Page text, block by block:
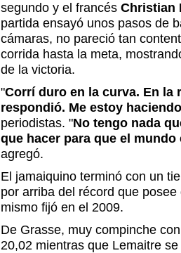
segundo y el francés Christian
partida ensayó unos pasos de
cámaras, no pareció tan
corrida hasta la meta,
de la victoria.
"Corrí duro en la curva. En la
respondió. Me estoy
periodistas. "No tengo nada
que hacer para que el
agregó.
El jamaiquino terminó con un
por arriba del récord que
mismo fijó en el 2009.
De Grasse, muy compinche
20,02 mientras que Lemaitre